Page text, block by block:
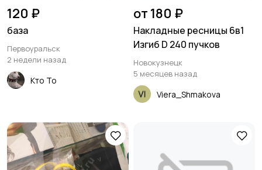
120 ₽
база
Первоуральск
2 недели назад
Кто То
от 180 ₽
Накладные ресницы 6в1
Изгиб D 240 пучков
Новокузнецк
5 месяцев назад
Viera_Shmakova